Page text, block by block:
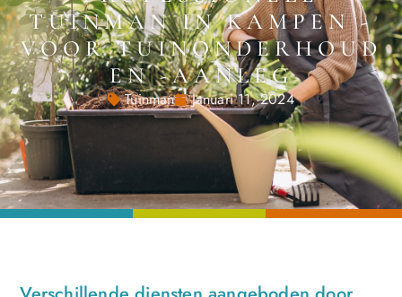
TUINMAN IN KAMPEN -
VOOR TUINONDERHOUD
EN -AANLEG
Tuinman Januari 11, 2024